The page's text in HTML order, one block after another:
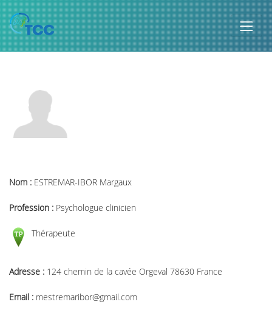
Nom : ESTREMAR-IBOR Margaux
Profession : Psychologue clinicien
Thérapeute
Adresse : 124 chemin de la cavée Orgeval 78630 France
Email : mestremaribor@gmail.com